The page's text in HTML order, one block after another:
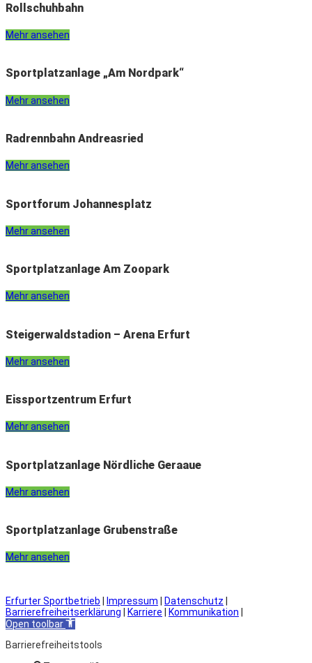
Rollschuhbahn
Mehr ansehen
Sportplatzanlage „Am Nordpark“
Mehr ansehen
Radrennbahn Andreasried
Mehr ansehen
Sportforum Johannesplatz
Mehr ansehen
Sportplatzanlage Am Zoopark
Mehr ansehen
Steigerwaldstadion – Arena Erfurt
Mehr ansehen
Eissportzentrum Erfurt
Mehr ansehen
Sportplatzanlage Nördliche Geraaue
Mehr ansehen
Sportplatzanlage Grubenstraße
Mehr ansehen
Erfurter Sportbetrieb Impressum Datenschutz
Barrierefreiheitserklärung
Karriere Kommunikation
Open toolbar
Barrierefreiheitstools